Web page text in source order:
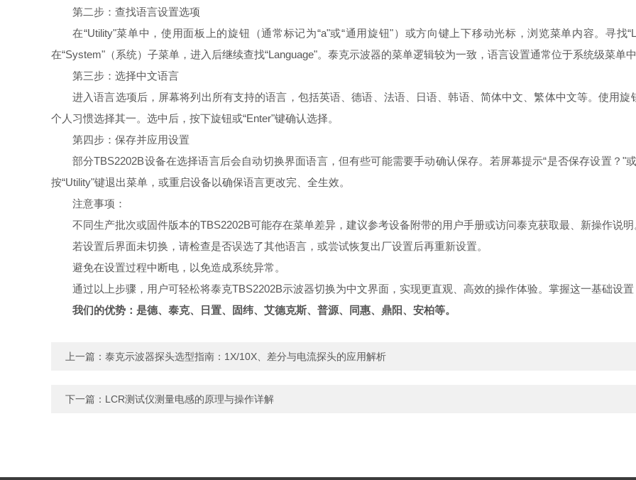
第二步：查找语言设置选项
在“Utility"菜单中，使用面板上的旋钮（通常标记为“a"或“通用旋钮"）或方向键上下移动光标，浏览菜单内容。寻找
在“System"（系统）子菜单，进入后继续查找“Language"。泰克示波器的菜单逻辑较为一致，语言设置通常位于系统级菜单
第三步：选择中文语言
进入语言选项后，屏幕将列出所有支持的语言，包括英语、德语、法语、日语、韩语、简体中文、繁体中文等。使用旋
个人习惯选择其一。选中后，按下旋钮或“Enter"键确认选择。
第四步：保存并应用设置
部分TBS2202B设备在选择语言后会自动切换界面语言，但有些可能需要手动确认保存。若屏幕提示“是否保存设置？"
按“Utility"键退出菜单，或重启设备以确保语言更改完、全生效。
注意事项：
不同生产批次或固件版本的TBS2202B可能存在菜单差异，建议参考设备附带的用户手册或访问泰克获取最、新操作说明
若设置后界面未切换，请检查是否误选了其他语言，或尝试恢复出厂设置后再重新设置。
避免在设置过程中断电，以免造成系统异常。
通过以上步骤，用户可轻松将泰克TBS2202B示波器切换为中文界面，实现更直观、高效的操作体验。掌握这一基础设
我们的优势：是德、泰克、日置、固纬、艾德克斯、普源、同惠、鼎阳、安柏等。
上一篇： 泰克示波器探头选型指南：1X/10X、差分与电流探头的应用解析
下一篇： LCR测试仪测量电感的原理与操作详解